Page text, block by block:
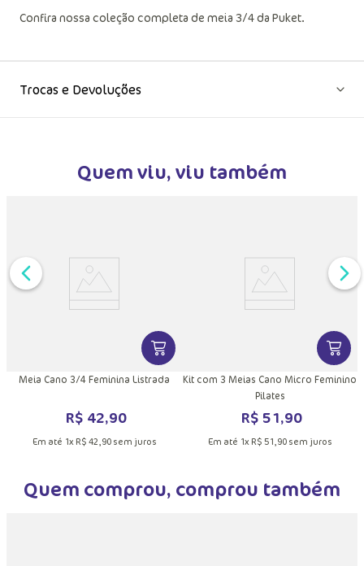
Confira nossa coleção completa de meia 3/4 da Puket.
Trocas e Devoluções
Quem viu, viu também
INFORMAÇÕES DO PRODUTOVER MAIS INFORMAÇÕES DO
Meia Cano 3/4 Feminina Listrada
R$ 42,90
Em até 1x R$ 42,90sem juros
VER
Kit com 3 Meias Cano Micro Feminino
Pilates
R$ 51,90
Em até 1x R$ 51,90sem juros
Quem comprou, comprou também